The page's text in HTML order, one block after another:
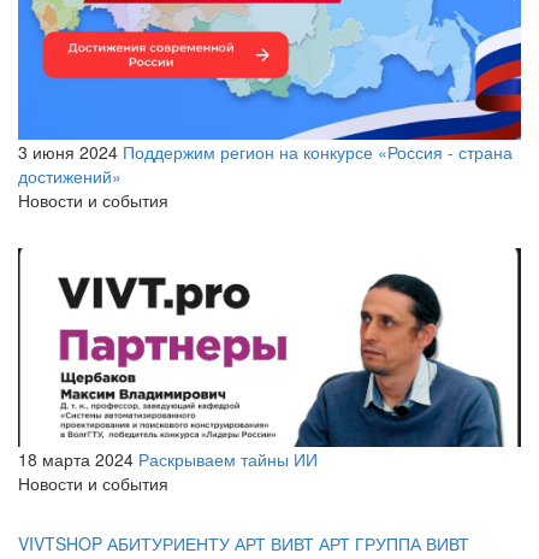
3 июня 2024 Поддержим регион на конкурсе «Россия - страна
достижений»
Новости и события
18 марта 2024 Раскрываем тайны ИИ
Новости и события
VIVTSHOP АБИТУРИЕНТУ АРТ ВИВТ АРТ ГРУППА ВИВТ